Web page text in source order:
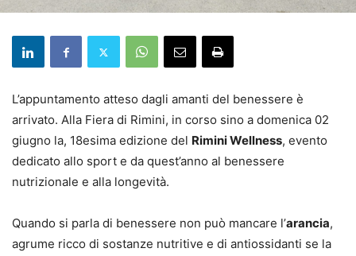
L’appuntamento atteso dagli amanti del benessere è
arrivato. Alla Fiera di Rimini, in corso sino a domenica 02
giugno la, 18esima edizione del Rimini Wellness, evento
dedicato allo sport e da quest’anno al benessere
nutrizionale e alla longevità.
Quando si parla di benessere non può mancare l’arancia,
agrume ricco di sostanze nutritive e di antiossidanti se la